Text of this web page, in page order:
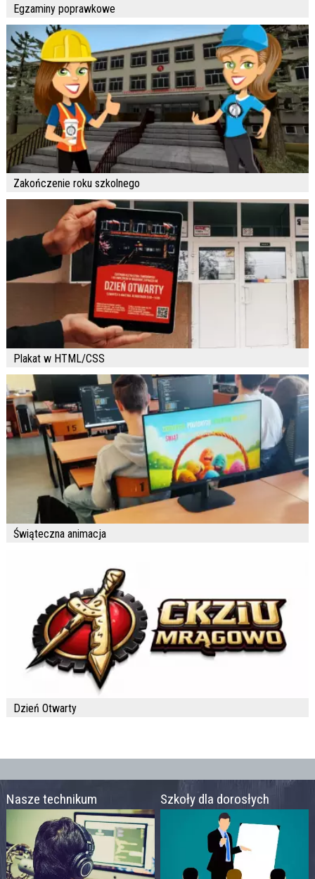
Egzaminy poprawkowe
Zakończenie roku szkolnego
Plakat w HTML/CSS
Świąteczna animacja
Dzień Otwarty
Nasze technikum Szkoły dla dorosłych